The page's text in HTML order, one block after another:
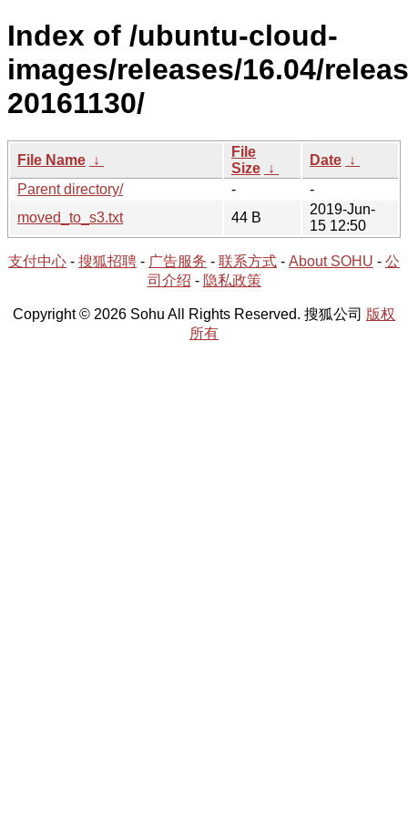
Index of /ubuntu-cloud-
images/releases/16.04/
20161130/
File Name ↓
File
Size ↓
Date ↓
Parent directory/
-
-
moved_to_s3.txt
44 B
2019-Jun-
15 12:50
支付中心 - 搜狐招聘 - 广告服务 - 联系方式 - About SOHU - 公
司介绍 - 隐私政策
Copyright © 2026 Sohu All Rights Reserved. 搜狐公司 版权
所有